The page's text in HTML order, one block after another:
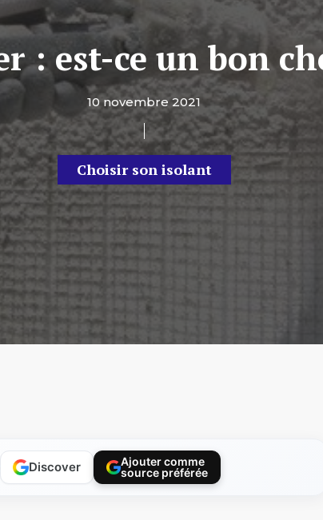
: est-ce un bon
10 novembre 2021
Choisir son isolant
Discover
Ajouter comme
source préférée